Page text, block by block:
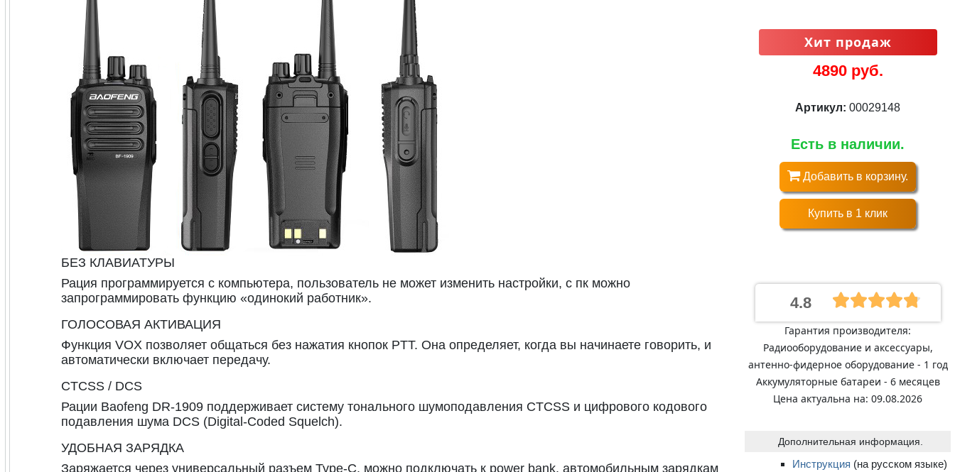
БЕЗ КЛАВИАТУРЫ
Рация программируется с компьютера, пользователь не может изменить настройки, с пк можно
запрограммировать функцию «одинокий работник».
ГОЛОСОВАЯ АКТИВАЦИЯ
Функция VOX позволяет общаться без нажатия кнопок PTT. Она определяет, когда вы начинаете говорить, и
автоматически включает передачу.
CTCSS / DCS
Рации Baofeng DR-1909 поддерживает систему тонального шумоподавления CTCSS и цифрового кодового
подавления шума DCS (Digital-Coded Squelch).
УДОБНАЯ ЗАРЯДКА
Заряжается через универсальный разъем Type-C, можно подключать к power bank, автомобильным зарядкам
Хит продаж
4890 руб.
Артикул: 00029148
Есть в наличии.
Добавить в корзину.
Купить в 1 клик
4.8
Гарантия производителя:
Радиооборудование и аксессуары,
антенно-фидерное оборудование - 1 год
Аккумуляторные батареи - 6 месяцев
Цена актуальна на: 09.08.2026
Дополнительная информация.
Инструкция (на русском языке)